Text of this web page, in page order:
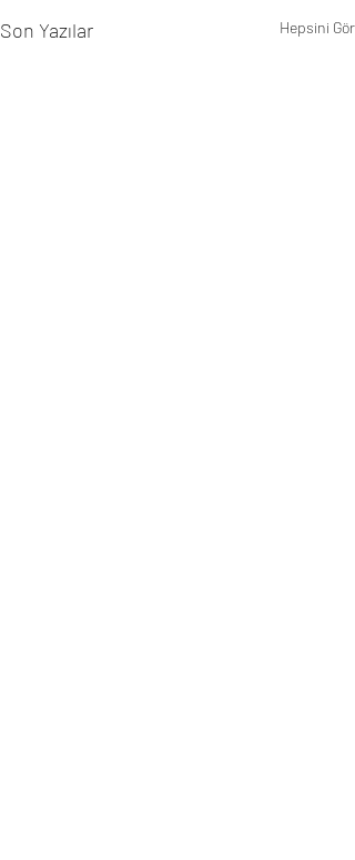
Son Yazılar Hepsini Gör